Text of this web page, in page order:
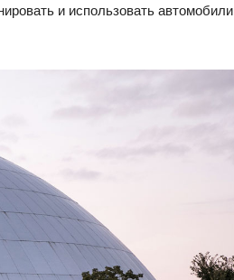
и использовать автомобили